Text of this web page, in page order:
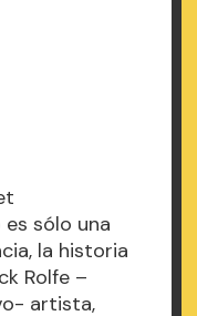
es sólo una
la historia
Rolfe –
artista,